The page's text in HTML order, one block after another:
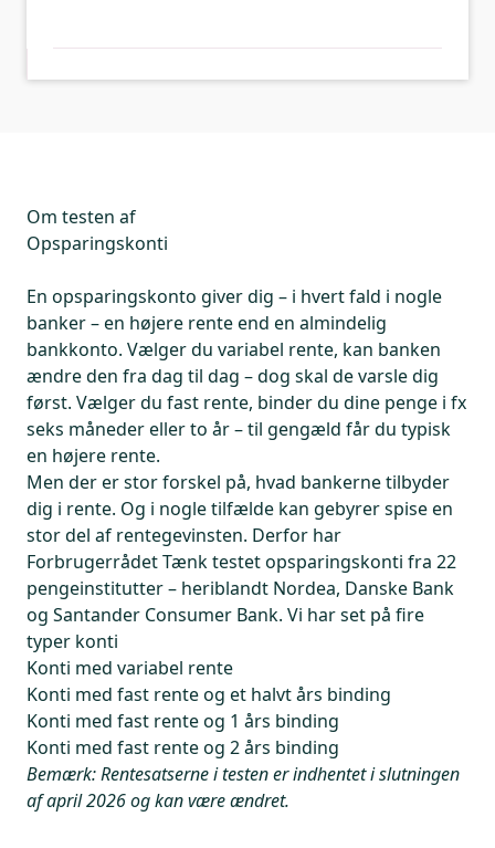
Om testen af
Opsparingskonti
En opsparingskonto giver dig – i hvert fald i nogle
banker – en højere rente end en almindelig
bankkonto. Vælger du variabel rente, kan banken
ændre den fra dag til dag – dog skal de varsle dig
først. Vælger du fast rente, binder du dine penge i fx
seks måneder eller to år – til gengæld får du typisk
en højere rente.
Men der er stor forskel på, hvad bankerne tilbyder
dig i rente. Og i nogle tilfælde kan gebyrer spise en
stor del af rentegevinsten. Derfor har
Forbrugerrådet Tænk testet opsparingskonti fra 22
pengeinstitutter – heriblandt Nordea, Danske Bank
og Santander Consumer Bank. Vi har set på fire
typer konti
Konti med variabel rente
Konti med fast rente og et halvt års binding
Konti med fast rente og 1 års binding
Konti med fast rente og 2 års binding
Bemærk: Rentesatserne i testen er indhentet i slutningen
af april 2026 og kan være ændret.